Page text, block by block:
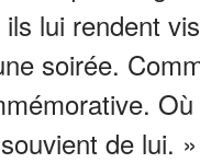
lui rendent
soirée.
de lui. »